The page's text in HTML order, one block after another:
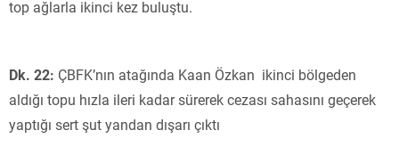
top ağlarla ikinci kez buluştu.
Dk. 22: ÇBFK’nın atağında Kaan Özkan ikinci bölgeden
aldığı topu hızla ileri kadar sürerek cezası sahasını geçerek
yaptığı sert şut yandan dışarı çıktı